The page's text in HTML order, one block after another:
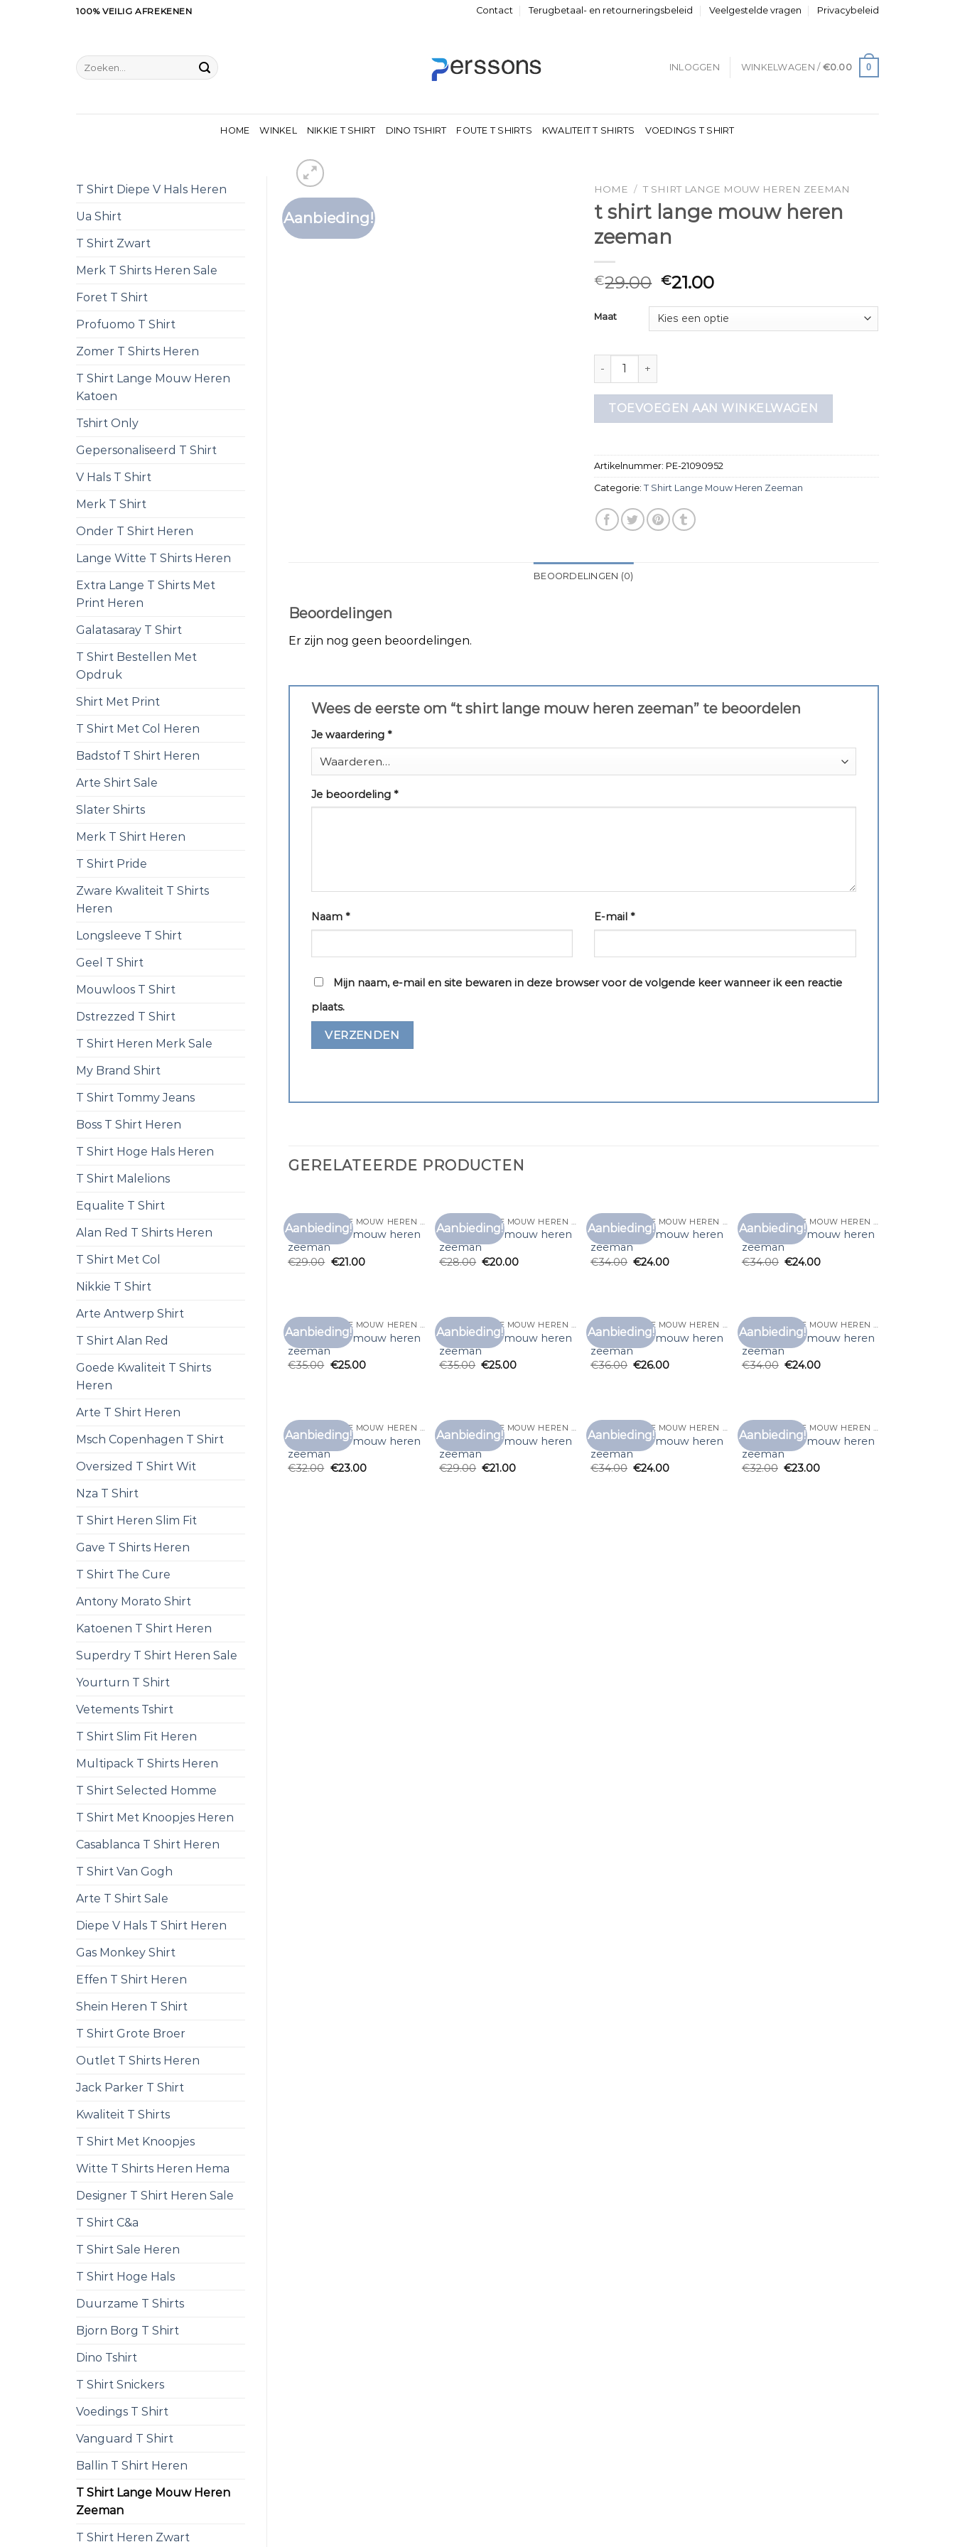
100% VEILIG AFREKENEN Contact Terugbetaal- en retourneringsbeleid Veelgestelde vragen Privacybeleid
Zoeken
naar:
INLOGGEN WINKELWAGEN / €0.00 0
HOME WINKEL NIKKIE T SHIRT DINO TSHIRT FOUTE T SHIRTS KWALITEIT T SHIRTS VOEDINGS T SHIRT
T Shirt Diepe V Hals Heren
Ua Shirt
T Shirt Zwart
Merk T Shirts Heren Sale
Foret T Shirt
Profuomo T Shirt
Zomer T Shirts Heren
T Shirt Lange Mouw Heren
Katoen
Tshirt Only
Gepersonaliseerd T Shirt
V Hals T Shirt
Merk T Shirt
Onder T Shirt Heren
Lange Witte T Shirts Heren
Extra Lange T Shirts Met
Print Heren
Galatasaray T Shirt
T Shirt Bestellen Met
Opdruk
Shirt Met Print
T Shirt Met Col Heren
Badstof T Shirt Heren
Arte Shirt Sale
Slater Shirts
Merk T Shirt Heren
T Shirt Pride
Zware Kwaliteit T Shirts
Heren
Longsleeve T Shirt
Geel T Shirt
Mouwloos T Shirt
Dstrezzed T Shirt
T Shirt Heren Merk Sale
My Brand Shirt
T Shirt Tommy Jeans
Boss T Shirt Heren
T Shirt Hoge Hals Heren
T Shirt Malelions
Equalite T Shirt
Alan Red T Shirts Heren
T Shirt Met Col
Nikkie T Shirt
Arte Antwerp Shirt
T Shirt Alan Red
Goede Kwaliteit T Shirts
Heren
Arte T Shirt Heren
Msch Copenhagen T Shirt
Oversized T Shirt Wit
Nza T Shirt
T Shirt Heren Slim Fit
Gave T Shirts Heren
T Shirt The Cure
Antony Morato Shirt
Katoenen T Shirt Heren
Superdry T Shirt Heren Sale
Yourturn T Shirt
Vetements Tshirt
T Shirt Slim Fit Heren
Multipack T Shirts Heren
T Shirt Selected Homme
T Shirt Met Knoopjes Heren
Casablanca T Shirt Heren
T Shirt Van Gogh
Arte T Shirt Sale
Diepe V Hals T Shirt Heren
Gas Monkey Shirt
Effen T Shirt Heren
Shein Heren T Shirt
T Shirt Grote Broer
Outlet T Shirts Heren
Jack Parker T Shirt
Kwaliteit T Shirts
T Shirt Met Knoopjes
Witte T Shirts Heren Hema
Designer T Shirt Heren Sale
T Shirt C&a
T Shirt Sale Heren
T Shirt Hoge Hals
Duurzame T Shirts
Bjorn Borg T Shirt
Dino Tshirt
T Shirt Snickers
Voedings T Shirt
Vanguard T Shirt
Ballin T Shirt Heren
T Shirt Lange Mouw Heren
Zeeman
T Shirt Heren Zwart
Aanbieding!
HOME / T SHIRT LANGE MOUW HEREN ZEEMAN
t shirt lange mouw heren
zeeman
€29.00 €21.00
Maat
t shirt lange mouw heren zeeman aantal
TOEVOEGEN AAN WINKELWAGEN
Artikelnummer: PE-21090952
Categorie:T Shirt Lange Mouw Heren Zeeman
BEOORDELINGEN (0)
Beoordelingen
Er zijn nog geen beoordelingen.
Wees de eerste om “t shirt lange mouw heren zeeman” te beoordelen
Je waardering *
Je beoordeling *
Naam * E-mail*
Mijn naam, e-mail en site bewaren in deze browser voor de volgende keer wanneer ik een reactie
plaats.
GERELATEERDE PRODUCTEN
Aanbieding!
Toevoegen
aan
t shirt lange mouw heren
zeeman
€29.00 €21.00
Aanbieding!
Toevoegen
aan
t shirt lange mouw heren
zeeman
€28.00 €20.00
Aanbieding!
Toevoegen
aan
t shirt lange mouw heren
zeeman
€34.00 €24.00
Aanbieding!
Toevoegen
aan
t shirt lange mouw heren
zeeman
€34.00 €24.00
Aanbieding!
Toevoegen
aan
T SHIRT LANGE MOUW HEREN ZEEMAN
t shirt lange mouw heren
zeeman
€35.00 €25.00
Aanbieding!
Toevoegen
aan
T SHIRT LANGE MOUW HEREN ZEEMAN
t shirt lange mouw heren
zeeman
€35.00 €25.00
Aanbieding!
Toevoegen
aan
T SHIRT LANGE MOUW HEREN ZEEMAN
t shirt lange mouw heren
zeeman
€36.00 €26.00
Aanbieding!
Toevoegen
aan
T SHIRT LANGE MOUW HEREN ZEEMAN
t shirt lange mouw heren
zeeman
€34.00 €24.00
Aanbieding!
Toevoegen
aan
T SHIRT LANGE MOUW HEREN ZEEMAN
t shirt lange mouw heren
zeeman
€32.00 €23.00
Aanbieding!
Toevoegen
aan
T SHIRT LANGE MOUW HEREN ZEEMAN
t shirt lange mouw heren
zeeman
€29.00 €21.00
Aanbieding!
Toevoegen
aan
T SHIRT LANGE MOUW HEREN ZEEMAN
t shirt lange mouw heren
zeeman
€34.00 €24.00
Aanbieding!
Toevoegen
aan
T SHIRT LANGE MOUW HEREN ZEEMAN
t shirt lange mouw heren
zeeman
€32.00 €23.00